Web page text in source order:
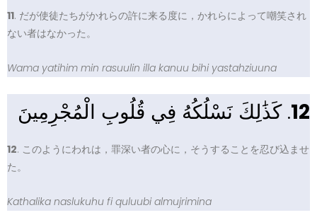
11. だが使徒たちがかれらの許に来る度に，かれらによって嘲笑され
ない者はなかった。
Wama yatihim min rasuulin illa kanuu bihi yastahziuuna
12. كَذَٰلِكَ نَسْلُكُهُ فِي قُلُوبِ الْمُجْرِمِينَ
12. このようにわれは，罪深い者の心に，そうすることを忍び込ませ
た。
Kathalika naslukuhu fi quluubi almujrimina